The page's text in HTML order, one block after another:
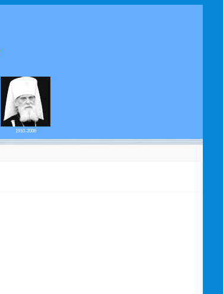
1910-2006